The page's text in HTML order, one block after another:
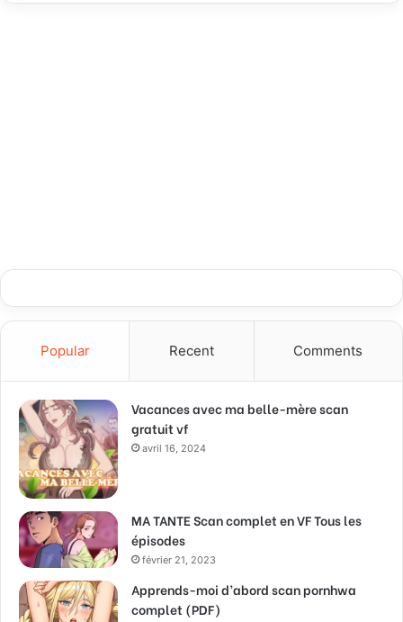
Popular Recent Comments
Vacances avec ma belle-mère scan
gratuit vf
avril 16, 2024
MA TANTE Scan complet en VF Tous les
épisodes
février 21, 2023
Apprends-moi d’abord scan pornhwa
complet (PDF)